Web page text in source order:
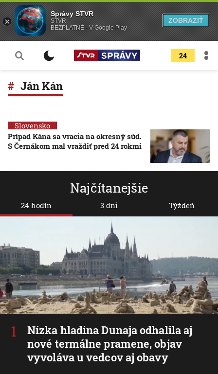
24
Ján Kán
Slovensko
Prípad Kána sa vracia na okresný súd.
S Černákom mal vraždiť pred 24 rokmi
Najčítanejšie
24 hodín
Nízka hladina Dunaja odhalila aj
nové termálne pramene, objav
vyvoláva u vedcov aj obavy
3 dni Týždeň
Správy STVR
STVR
BEZPLATNÉ - V Google Play
ZOBRAZIŤ